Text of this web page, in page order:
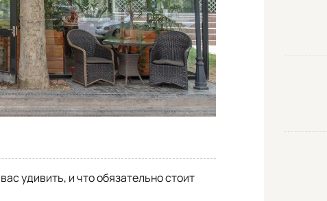
удивить, и что обязательно стоит